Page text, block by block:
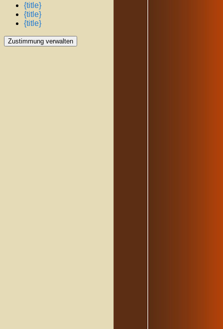
{title}
{title}
{title}
Zustimmung verwalten